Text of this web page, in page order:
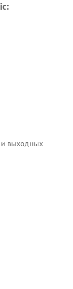
выходных